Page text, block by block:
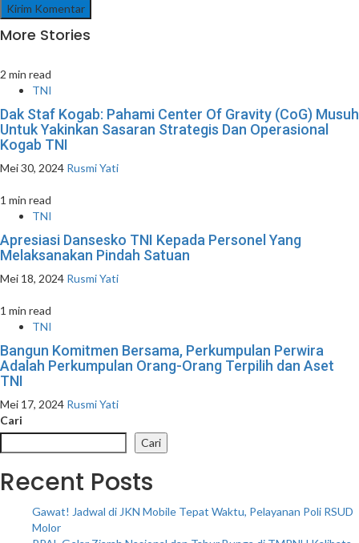
More Stories
2 min read
TNI
Dak Staf Kogab: Pahami Center Of Gravity (CoG) Musuh
Untuk Yakinkan Sasaran Strategis Dan Operasional
Kogab TNI
Mei 30, 2024 Rusmi Yati
1 min read
TNI
Apresiasi Dansesko TNI Kepada Personel Yang
Melaksanakan Pindah Satuan
Mei 18, 2024 Rusmi Yati
1 min read
TNI
Bangun Komitmen Bersama, Perkumpulan Perwira
Adalah Perkumpulan Orang-Orang Terpilih dan Aset
TNI
Mei 17, 2024 Rusmi Yati
Cari
Cari
Recent Posts
Gawat! Jadwal di JKN Mobile Tepat Waktu, Pelayanan Poli RSUD
Molor